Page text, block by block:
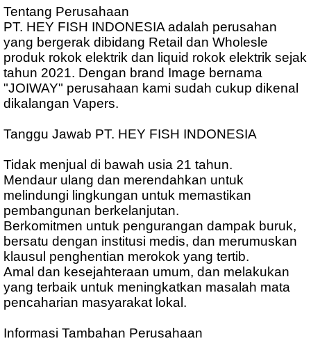
Tentang Perusahaan
PT. HEY FISH INDONESIA adalah perusahan
yang bergerak dibidang Retail dan Wholesle
produk rokok elektrik dan liquid rokok elektrik sejak
tahun 2021. Dengan brand Image bernama
"JOIWAY" perusahaan kami sudah cukup dikenal
dikalangan Vapers.
Tanggu Jawab PT. HEY FISH INDONESIA
Tidak menjual di bawah usia 21 tahun.
Mendaur ulang dan merendahkan untuk
melindungi lingkungan untuk memastikan
pembangunan berkelanjutan.
Berkomitmen untuk pengurangan dampak buruk,
bersatu dengan institusi medis, dan merumuskan
klausul penghentian merokok yang tertib.
Amal dan kesejahteraan umum, dan melakukan
yang terbaik untuk meningkatkan masalah mata
pencaharian masyarakat lokal.
Informasi Tambahan Perusahaan